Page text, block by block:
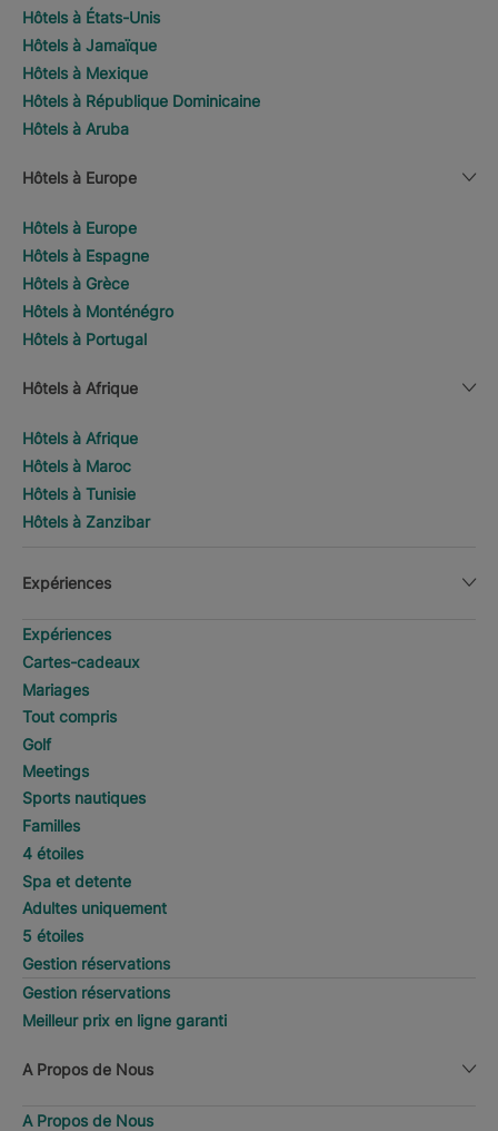
Hôtels à États-Unis
Hôtels à Jamaïque
Hôtels à Mexique
Hôtels à République Dominicaine
Hôtels à Aruba
Hôtels à Europe
Hôtels à Europe
Hôtels à Espagne
Hôtels à Grèce
Hôtels à Monténégro
Hôtels à Portugal
Hôtels à Afrique
Hôtels à Afrique
Hôtels à Maroc
Hôtels à Tunisie
Hôtels à Zanzibar
Expériences
Expériences
Cartes-cadeaux
Mariages
Tout compris
Golf
Meetings
Sports nautiques
Familles
4 étoiles
Spa et detente
Adultes uniquement
5 étoiles
Gestion réservations
Gestion réservations
Meilleur prix en ligne garanti
A Propos de Nous
A Propos de Nous